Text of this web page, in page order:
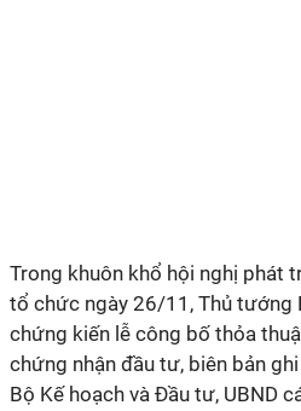
Trong khuôn khổ hội nghị phát
tổ chức ngày 26/11, Thủ tướng
chứng kiến lễ công bố thỏa
chứng nhận đầu tư, biên bản
Bộ Kế hoạch và Đầu tư, UBND